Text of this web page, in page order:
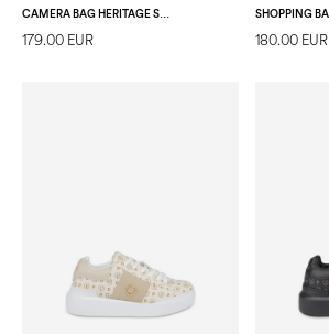
CAMERA BAG HERITAGE SUMMER CAPSULE AVORIO/ARANCIO
179.00 EUR 180.00 EUR